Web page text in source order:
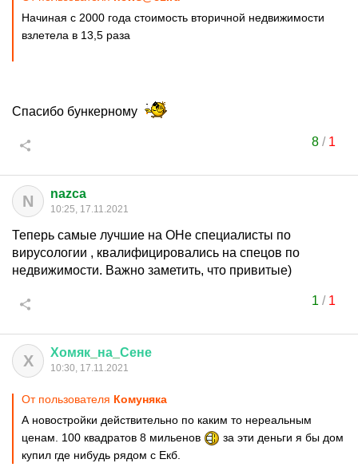
Начиная с 2000 года стоимость вторичной недвижимости
взлетела в 13,5 раза
Спасибо бункерному
8/ 1
N nazca
10:25, 17.11.2021
Теперь самые лучшие на ОНе специалисты по
вирусологии , квалифицировались на спецов по
недвижимости. Важно заметить, что привитые)
1 / 1
Х Хомяк на Сене
10:30, 17.11.2021
От пользователя Комуняка
А новостройки действительно по каким то нереальным
ценам. 100 квадратов 8 мильенов
за эти деньги я бы дом
купил где нибудь рядом с Екб.